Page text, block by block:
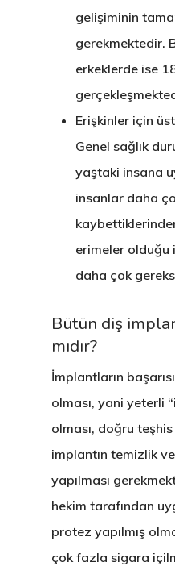
gelişiminin
gerekmektedir.
erkeklerde ise
Erişkinler için üst
Genel sağlık
yaştaki insana
insanlar daha
erimeler olduğu
daha çok
Bütün diş
mıdır?
İmplantların
olması, yani yeterli
olması, doğru
implantın temizlik ve
yapılması
hekim tarafından
protez yapılmış
çok fazla sigara